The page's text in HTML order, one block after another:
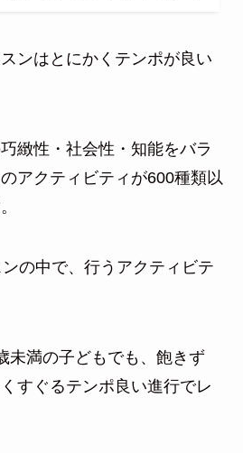
ンはとにかくテンポが良い
緻性・社会性・知能をバラ
アクティビティが600種類以
の中で、行うアクティビテ
未満の子どもでも、飽きず
すぐるテンポ良い進行でレ